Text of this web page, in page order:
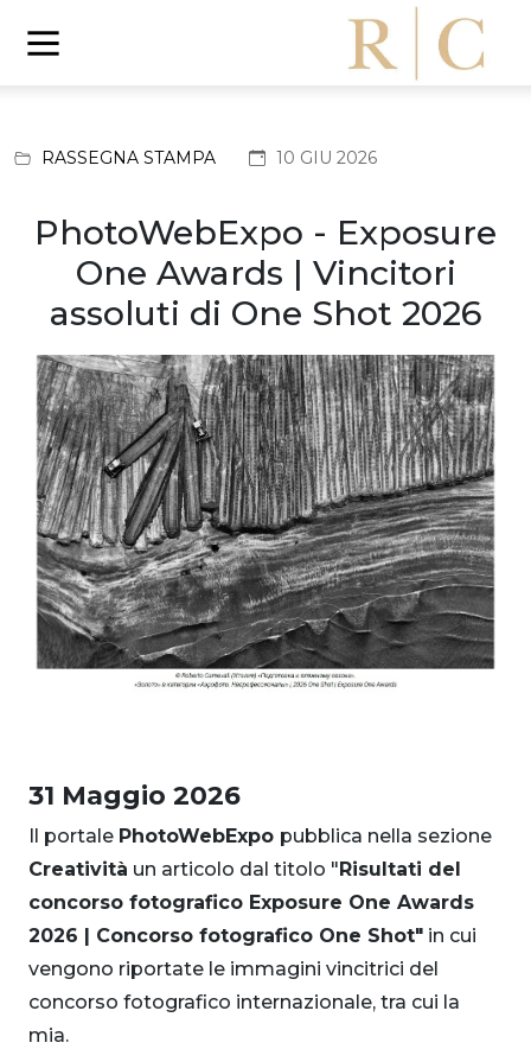
RASSEGNA STAMPA 10 GIU 2026
PhotoWebExpo - Exposure
One Awards | Vincitori
assoluti di One Shot 2026
31 Maggio 2026
Il portale PhotoWebExpo pubblica nella sezione
Creatività un articolo dal titolo " Risultati del
concorso fotografico Exposure One Awards
2026 | Concorso fotografico One Shot" in cui
vengono riportate le immagini vincitrici del
concorso fotografico internazionale, tra cui la
mia.